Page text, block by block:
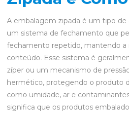
A embalagem zipada é um tipo
um sistema de fechamento que
fechamento repetido, mantendo a
conteúdo. Esse sistema é
zíper ou um mecanismo de
hermético, protegendo o produto
como umidade, ar e
significa que os produtos